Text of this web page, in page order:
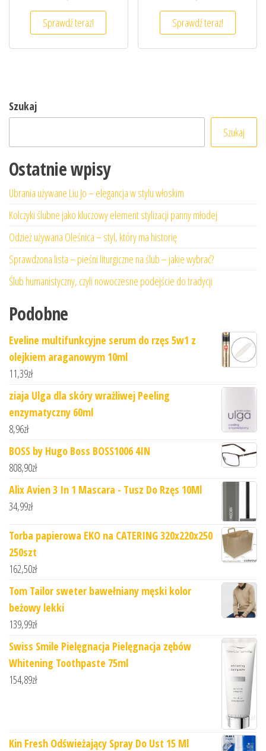
Sprawdź teraz! Sprawdź teraz!
Szukaj
Szukaj
Ostatnie wpisy
Ubrania używane Liu Jo – elegancja w stylu włoskim
Kolczyki ślubne jako kluczowy element stylizacji panny młodej
Odzież używana Oleśnica – styl, który ma historię
Sprawdzona lista – pieśni liturgiczne na ślub – jakie wybrać?
Ślub humanistyczny, czyli nowoczesne podejście do tradycji
Podobne
Eveline multifunkcyjne serum do rzęs 5w1 z
olejkiem araganowym 10ml
11,39zł
ziaja Ulga dla skóry wrażliwej Peeling
enzymatyczny 60ml
8,96zł
BOSS by Hugo Boss BOSS1006 4IN
808,90zł
Alix Avien 3 In 1 Mascara - Tusz Do Rzęs 10Ml
34,99zł
Torba papierowa EKO na CATERING 320x220x250
250szt
162,50zł
Tom Tailor sweter bawełniany męski kolor
beżowy lekki
139,99zł
Swiss Smile Pielęgnacja Pielęgnacja zębów
Whitening Toothpaste 75ml
154,89zł
Kin Fresh Odświeżający Spray Do Ust 15 Ml